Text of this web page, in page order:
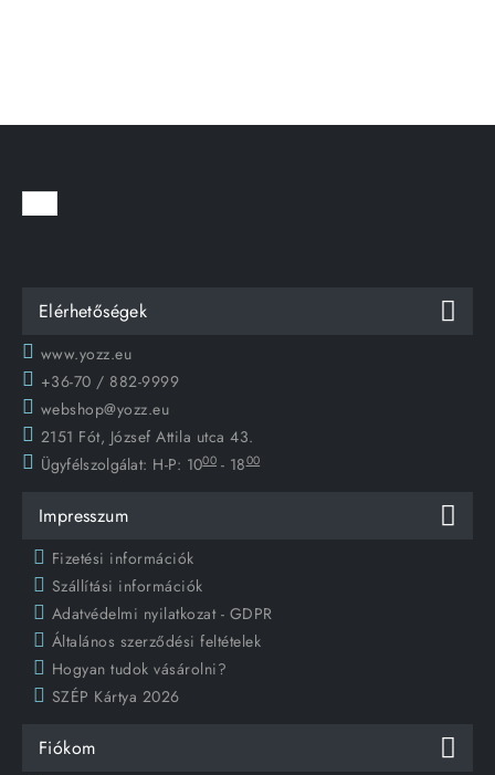
Elérhetőségek
www.yozz.eu
+36-70 / 882-9999
webshop@yozz.eu
2151 Fót, József Attila utca 43.
Ügyfélszolgálat: H-P: 1000 - 1800
Impresszum
Fizetési információk
Szállítási információk
Adatvédelmi nyilatkozat - GDPR
Általános szerződési feltételek
Hogyan tudok vásárolni?
SZÉP Kártya 2026
Fiókom